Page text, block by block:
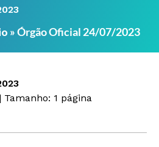
»Órgão Oficial 24/07/2023
1 página